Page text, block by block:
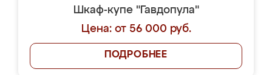
Шкаф-купе "Гавдопула"
Цена: от 56 000 руб.
ПОДРОБНЕЕ